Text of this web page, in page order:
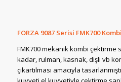
FORZA 9087 Serisi FMK700
FMK700 mekanik kombi
kadar, rulman, kasnak, dişli vb
çıkartılması amacıyla